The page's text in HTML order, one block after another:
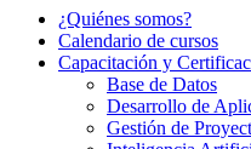
¿Quiénes somos?
Calendario de cursos
Capacitación y
Base de Datos
Desarrollo de
Gestión de